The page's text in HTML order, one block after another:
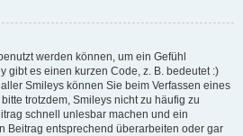
werden können, um ein Gefühl
gibt es einen kurzen Code, z. B. bedeutet :)
Smileys können Sie beim Verfassen eines
trotzdem, Smileys nicht zu häufig zu
schnell unlesbar machen und ein
Beitrag entsprechend überarbeiten oder gar